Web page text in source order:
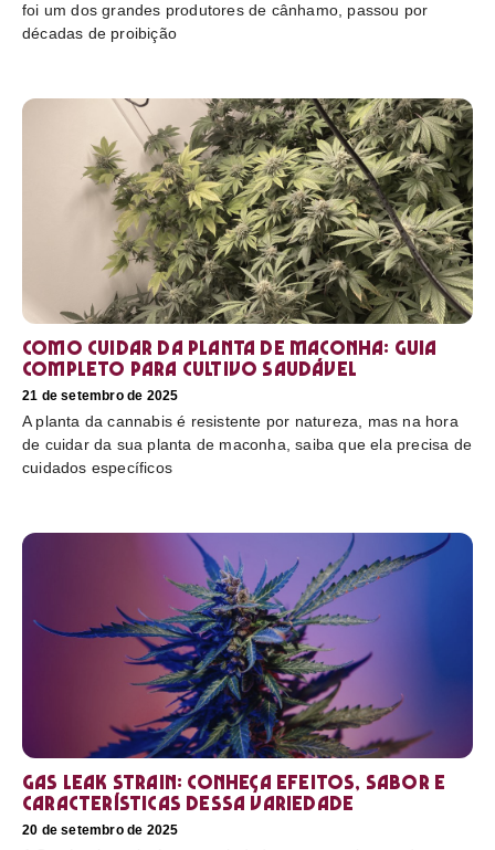
foi um dos grandes produtores de cânhamo, passou por
décadas de proibição
Como cuidar da planta de maconha: guia
completo para cultivo saudável
21 de setembro de 2025
A planta da cannabis é resistente por natureza, mas na hora
de cuidar da sua planta de maconha, saiba que ela precisa de
cuidados específicos
Gas Leak strain: conheça efeitos, sabor e
características dessa variedade
20 de setembro de 2025